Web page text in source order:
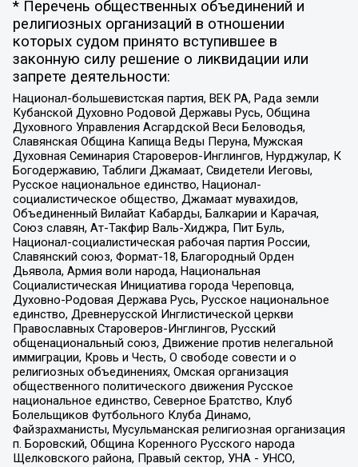
* Перечень общественных объединений и
религиозных организаций в отношении
которых судом принято вступившее в
законную силу решение о ликвидации или
запрете деятельности:
Национал-большевистская партия, ВЕК РА, Рада земли
Кубанской Духовно Родовой Державы Русь, Община
Духовного Управления Асгардской Веси Беловодья,
Славянская Община Капища Веды Перуна, Мужская
Духовная Семинария Староверов-Инглингов, Нурджулар, К
Богодержавию, Таблиги Джамаат, Свидетели Иеговы,
Русское национальное единство, Национал-
социалистическое общество, Джамаат мувахидов,
Объединенный Вилайат Кабарды, Балкарии и Карачая,
Союз славян, Ат-Такфир Валь-Хиджра, Пит Буль,
Национал-социалистическая рабочая партия России,
Славянский союз, Формат-18, Благородный Орден
Дьявола, Армия воли народа, Национальная
Социалистическая Инициатива города Череповца,
Духовно-Родовая Держава Русь, Русское национальное
единство, Древнерусской Инглистической церкви
Православных Староверов-Инглингов, Русский
общенациональный союз, Движение против нелегальной
иммиграции, Кровь и Честь, О свободе совести и о
религиозных объединениях, Омская организация
общественного политического движения Русское
национальное единство, Северное Братство, Клуб
Болельщиков Футбольного Клуба Динамо,
Файзрахманисты, Мусульманская религиозная организация
п. Боровский, Община Коренного Русского народа
Щелковского района, Правый сектор, УНА - УНСО,